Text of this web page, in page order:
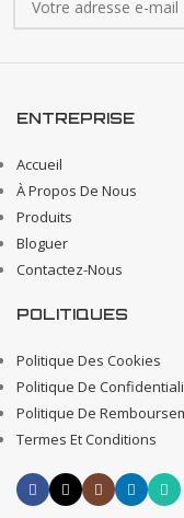
ENTREPRISE
Accueil
À Propos De Nous
Produits
Bloguer
Contactez-Nous
POLITIQUES
Politique Des Cookies
Politique De
Politique De
Termes Et Conditions